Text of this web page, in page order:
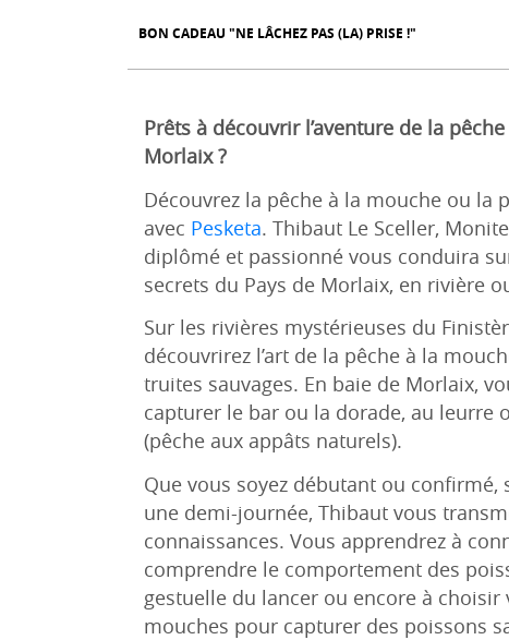
BON CADEAU "NE LÂCHEZ PAS (LA) PRISE !"
Prêts à découvrir l’aventure de la
Morlaix ?
Découvrez la pêche à la mouche ou la
avec Pesketa. Thibaut Le Sceller,
diplômé et passionné vous conduira
secrets du Pays de Morlaix, en rivière
Sur les rivières mystérieuses du
découvrirez l’art de la pêche à la
truites sauvages. En baie de Morlaix,
capturer le bar ou la dorade, au leurre
(pêche aux appâts naturels).
Que vous soyez débutant ou confirmé,
une demi-journée, Thibaut vous
connaissances. Vous apprendrez à
comprendre le comportement des
gestuelle du lancer ou encore à choisir
mouches pour capturer des poissons